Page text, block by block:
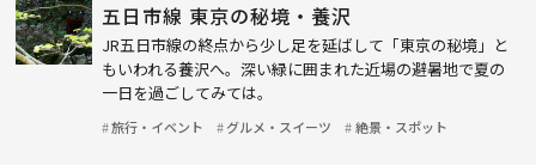
五日市線 東京の秘境・養沢
JR五日市線の終点から少し足を延ばして「東京の秘境」と
もいわれる養沢へ。深い緑に囲まれた近場の避暑地で夏の
一日を過ごしてみては。
旅行・イベント グルメ・スイーツ 絶景・スポット